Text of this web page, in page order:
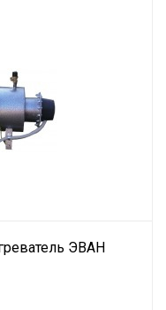
ЭВАН